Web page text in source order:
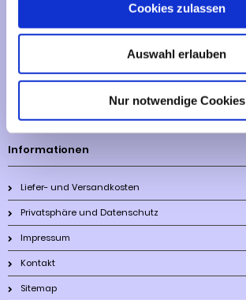
Cookies zulassen
Auswahl erlauben
Nur notwendige Cookies
Lieferzeit
Vertrag widerrufen
Informationen
Liefer- und Versandkosten
Privatsphäre und Datenschutz
Impressum
Kontakt
Sitemap